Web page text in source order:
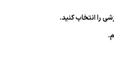
را انتخاب کنید.